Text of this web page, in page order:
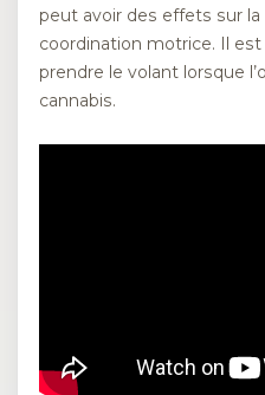
peut avoir des effets sur
coordination motrice. Il
prendre le volant lorsque
cannabis.